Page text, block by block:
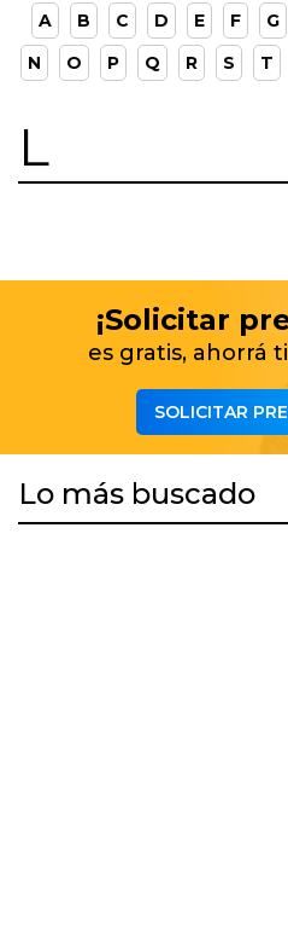
A B C D E F G
N
O P Q R S T
L
¡Solicitar
es gratis, ahorrá
SOLICITAR
Lo más buscado